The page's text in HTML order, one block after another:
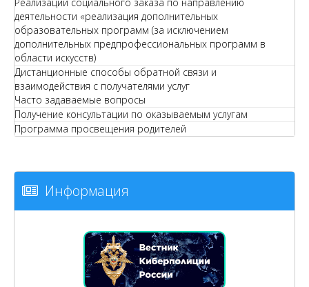
деятельности «реализация дополнительных
образовательных программ (за исключением
дополнительных предпрофессиональных программ в
области искусств)
Дистанционные способы обратной связи и
взаимодействия с получателями услуг
Часто задаваемые вопросы
Получение консультации по оказываемым услугам
Программа просвещения родителей
Информация